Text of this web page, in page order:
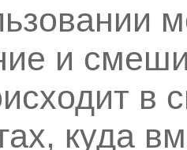
и
в
куда